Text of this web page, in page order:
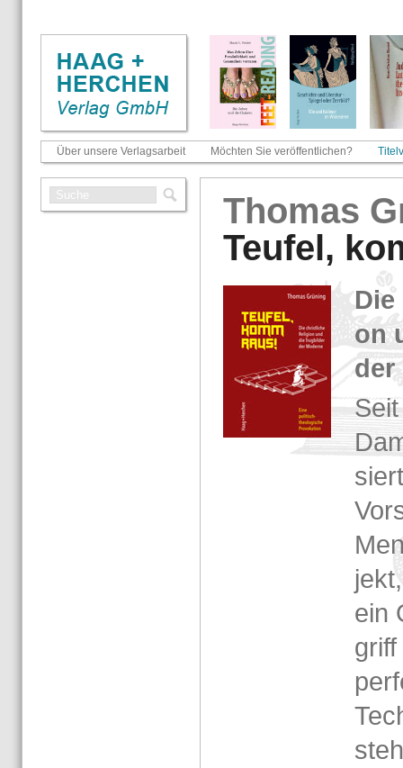
Über unsere Verlagsarbeit Möchten Sie veröffentlichen?
Tho­mas
Teu­fel,
on
der
ein